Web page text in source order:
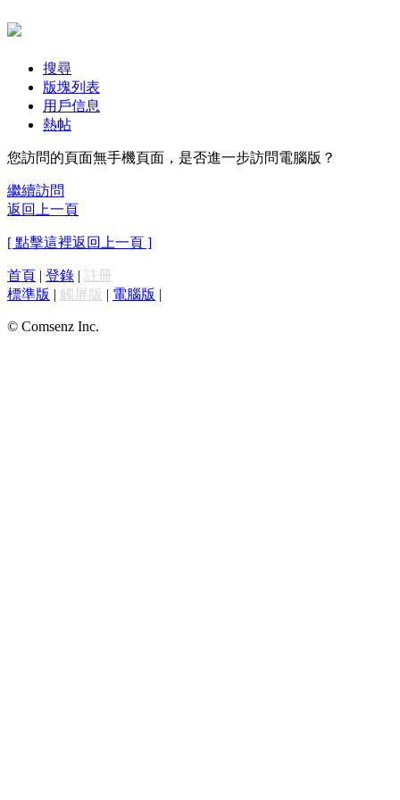
搜尋
版塊列表
用戶信息
熱帖
您訪問的頁面無手機頁面，是否進一步訪問電腦版？
繼續訪問
返回上一頁
[ 點擊這裡返回上一頁 ]
首頁 | 登錄 | 註冊
標準版 | 觸屏版 | 電腦版 |
© Comsenz Inc.